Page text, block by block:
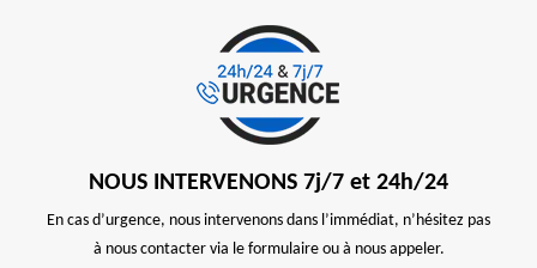
NOUS INTERVENONS 7j/7 et 24h/24
En cas d’urgence, nous intervenons dans l’immédiat, n’hésitez pas
à nous contacter via le formulaire ou à nous appeler.